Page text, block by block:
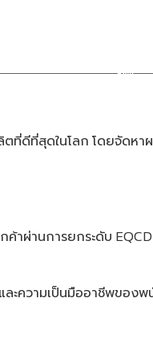
ตที่ดีที่สุดในโลก โดยจัดห
ค้าผ่านการยกระดับ
และความเป็นมืออาชีพของ